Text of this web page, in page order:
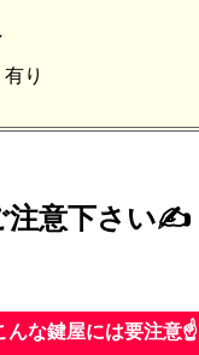
り
注意下さい✍️
んな鍵屋には要注意☝️